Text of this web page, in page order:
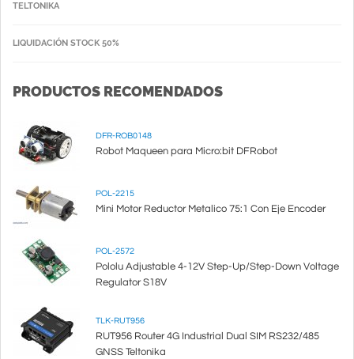
TELTONIKA
LIQUIDACIÓN STOCK 50%
PRODUCTOS RECOMENDADOS
DFR-ROB0148
Robot Maqueen para Micro:bit DFRobot
POL-2215
Mini Motor Reductor Metalico 75:1 Con Eje Encoder
POL-2572
Pololu Adjustable 4-12V Step-Up/Step-Down Voltage
Regulator S18V
TLK-RUT956
RUT956 Router 4G Industrial Dual SIM RS232/485
GNSS Teltonika